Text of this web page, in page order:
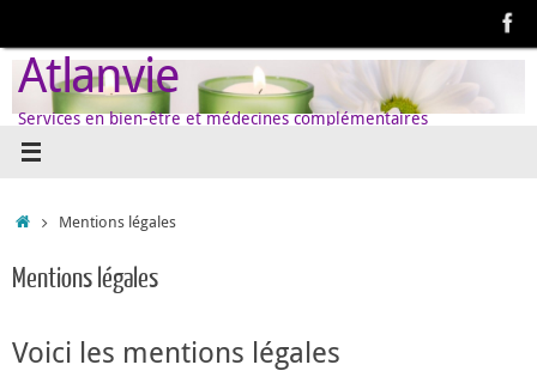
au
contenu
Atlanvie
Services en bien-être et médecines complémentaires
AccueilMentions légales
Mentions légales
Voici les mentions légales